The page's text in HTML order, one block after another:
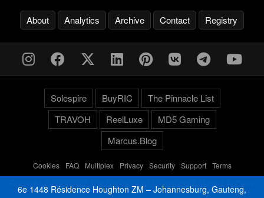
About Analytics Archive Contact Registry
Solespire BuyRIC
The Pinnacle List
TRAVOH
ReelLuxe
MD5 Gaming
Marcus.Blog
Cookies- FAQ- Multiplex- Privacy- Security- Support- Terms
Cyganiak | Florence, Italy | VAT 07382290489
6e 1448 Résidence Houghton ZM – Johannesburg, Gauteng,